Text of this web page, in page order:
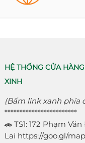
HỆ THỐNG CỬA
XINH
(Bấm link xanh phía
************************
🚗 TS1: 172 Phạm
Lai https://goo.gl/